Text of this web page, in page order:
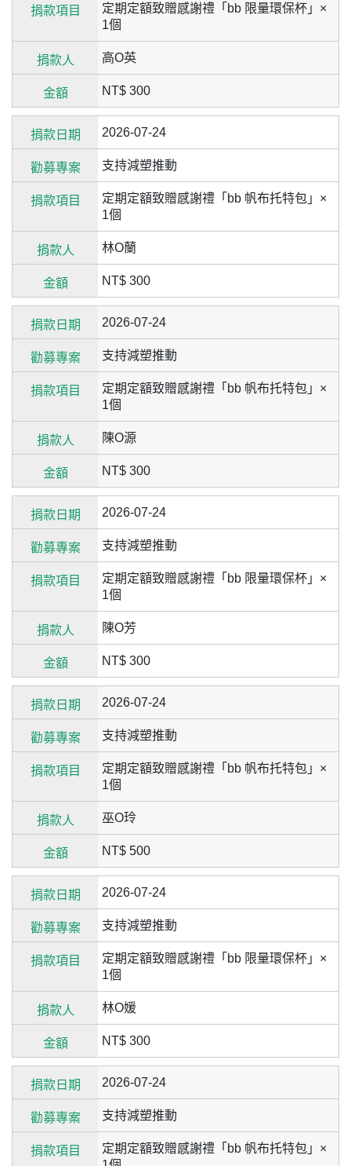
定期定額致贈感謝禮「bb 限量環保杯」×
1個
高O英
NT$ 300
2026-07-24
支持減塑推動
定期定額致贈感謝禮「bb 帆布托特包」×
1個
林O蘭
NT$ 300
2026-07-24
支持減塑推動
定期定額致贈感謝禮「bb 帆布托特包」×
1個
陳O源
NT$ 300
2026-07-24
支持減塑推動
定期定額致贈感謝禮「bb 限量環保杯」×
1個
陳O芳
NT$ 300
2026-07-24
支持減塑推動
定期定額致贈感謝禮「bb 帆布托特包」×
1個
巫O玲
NT$ 500
2026-07-24
支持減塑推動
定期定額致贈感謝禮「bb 限量環保杯」×
1個
林O媛
NT$ 300
2026-07-24
支持減塑推動
定期定額致贈感謝禮「bb 帆布托特包」×